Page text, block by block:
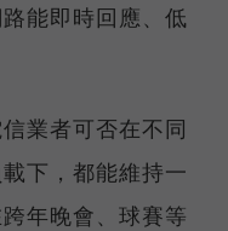
能即時回應、低
業者可否在不同
下，都能維持一
年晚會、球賽等